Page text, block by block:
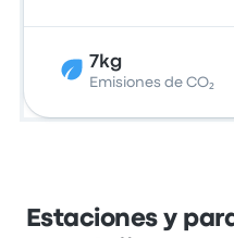
7kg
Emisiones de CO₂
Estaciones y